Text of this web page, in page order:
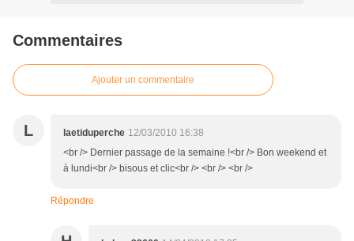
Commentaires
Ajouter un commentaire
L laetiduperche 12/03/2010 16:38
<br /> Dernier passage de la semaine !<br /> Bon weekend et
à lundi<br /> bisous et clic<br /> <br /> <br />
Répondre